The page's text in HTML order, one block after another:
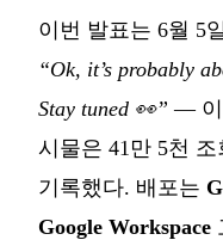
이번 발표는 6월 5
“Ok, it’s probably
Stay tuned 👀” — 이
시물은 41만 5천
기록했다. 배포는
Google Workspace